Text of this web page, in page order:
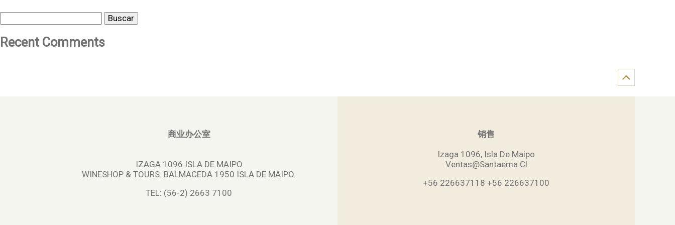
Buscar
Recent Comments
商业办公室
IZAGA 1096 ISLA DE MAIPO
WINESHOP & TOURS: BALMACEDA 1950 ISLA DE MAIPO.
TEL: (56-2) 2663 7100
销售
Izaga 1096, Isla De Maipo
Ventas@Santaema.Cl
+56 226637118 +56 226637100